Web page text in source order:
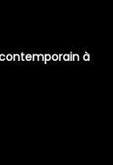
contemporain à